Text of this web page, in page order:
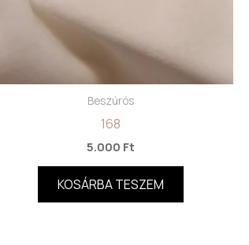
Beszúrós
168
5.000 Ft
KOSÁRBA TESZEM